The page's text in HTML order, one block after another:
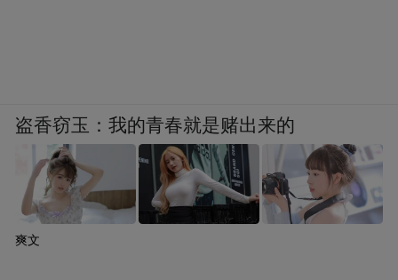
盗香窃玉：我的青春就是赌出来的
爽文